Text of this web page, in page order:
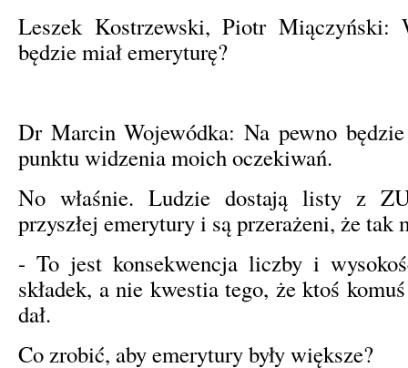
Leszek Kostrzewski, Piotr Miączyński:
będzie miał emeryturę?
Dr Marcin Wojewódka: Na pewno
punktu widzenia moich oczekiwań.
No właśnie. Ludzie dostają listy z
przyszłej emerytury i są przerażeni, że tak
- To jest konsekwencja liczby i
składek, a nie kwestia tego, że ktoś
dał.
Co zrobić, aby emerytury były większe?